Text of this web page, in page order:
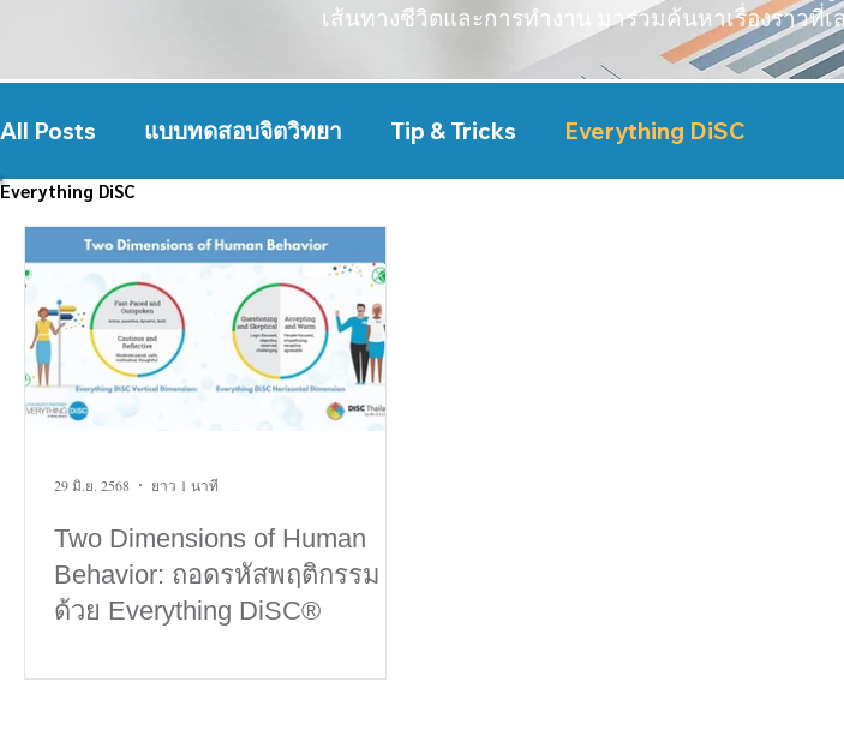
เส้นทางชีวิตและการทำงาน มาร่วมค้นหาเรื่องราวที่
All Posts แบบทดสอบจิตวิทยา Tip & Tricks Everything DiSC
Everything DiSC
Two Dimensions of Human
Behavior: ถอดรหัสพฤติกรรม
ด้วย Everything DiSC®
29 มิ.ย. 2568 ยาว 1 นาที